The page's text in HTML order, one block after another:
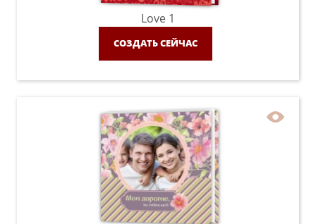
Love 1
СОЗДАТЬ СЕЙЧАС